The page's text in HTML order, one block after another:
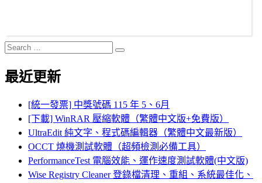
Search
for:
Search
最近更新
[統一發票] 中獎號碼 115 年 5、6月
[下載] WinRAR 壓縮軟體（繁體中文版+免費版）
UltraEdit 純文字、程式碼編輯器（繁體中文最新版）
OCCT 燒機測試軟體（超頻檢測必備工具）
PerformanceTest 電腦效能、運作速度測試軟體(中文版)
Wise Registry Cleaner 登錄檔清理、重組、系統最佳化、